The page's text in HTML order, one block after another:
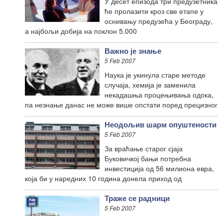
ће пролазити кроз све етапе у
оснивању предузећа у Београду,
а најбољи добија на поклон 5.000
Важно је знање
5 Feb 2007
Наука је укинула старе методе
случаја, хемија је заменила
некадашња процењивања одока,
па незнање данас не може више опстати поред прецизног
Неодољив шарм опуштености
5 Feb 2007
За враћање старог сјаја
Буковичкој бањи потребна
инвестиција од 56 милиона евра,
која би у наредних 10 година донела приход од
Траже се радници
5 Feb 2007